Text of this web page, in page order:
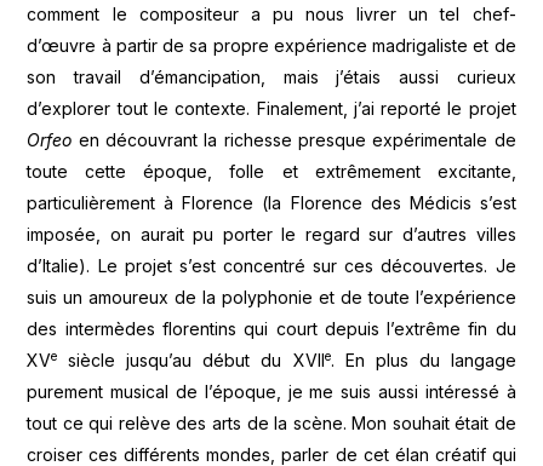
comment le compositeur a pu nous livrer un tel chef-
d’œuvre à partir de sa propre expérience madrigaliste et de
son travail d’émancipation, mais j’étais aussi curieux
d’explorer tout le contexte. Finalement, j’ai reporté le projet
Orfeo en découvrant la richesse presque expérimentale de
toute cette époque, folle et extrêmement excitante,
particulièrement à Florence (la Florence des Médicis s’est
imposée, on aurait pu porter le regard sur d’autres villes
d’Italie). Le projet s’est concentré sur ces découvertes. Je
suis un amoureux de la polyphonie et de toute l’expérience
des intermèdes florentins qui court depuis l’extrême fin du
XVe siècle jusqu’au début du XVIIe. En plus du langage
purement musical de l’époque, je me suis aussi intéressé à
tout ce qui relève des arts de la scène. Mon souhait était de
croiser ces différents mondes, parler de cet élan créatif qui